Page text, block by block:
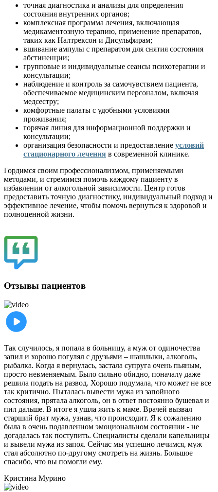
точная диагностика и анализы для определения
состояния внутренних органов;
комплексная программа лечения, включающая
медикаментозную терапию, применение препаратов,
таких как Налтрексон и Дисульфирам;
вшивание ампулы с препаратом для снятия состояния
абстиненции;
групповые и индивидуальные сеансы психотерапии и
консультации;
наблюдение и контроль за самочувствием пациента,
обеспечиваемое медицинским персоналом, включая
медсестру;
комфортные палаты с удобными условиями
проживания;
горячая линия для информационной поддержки и
консультации;
организация безопасности и предоставление условий
стационарного лечения в современной клинике.
Гордимся своим профессионализмом, применяемыми
методами, и стремимся помочь каждому пациенту в
избавлении от алкогольной зависимости. Центр готов
предоставить точную диагностику, индивидуальный подход и
эффективное лечение, чтобы помочь вернуться к здоровой и
полноценной жизни.
Отзывы пациентов
Так случилось, я попала в больницу, а муж от одиночества
запил и хорошо погулял с друзьями – шашлыки, алкоголь,
рыбалка. Когда я вернулась, застала супруга очень пьяным,
просто невменяемым. Было сильно обидно, поначалу даже
решила подать на развод. Хорошо подумала, что может не все
так критично. Пыталась вывести мужа из запойного
состояния, прятала алкоголь, он в ответ постоянно бушевал и
пил дальше. В итоге я ушла жить к маме. Врачей вызвал
старший брат мужа, узнав, что происходит. Я к сожалению
была в очень подавленном эмоциональном состоянии - не
догадалась так поступить. Специалисты сделали капельницы
и вывели мужа из запоя. Сейчас мы успешно лечимся, муж
стал абсолютно по-другому смотреть на жизнь. Большое
спасибо, что вы помогли ему.
Кристина Мурино